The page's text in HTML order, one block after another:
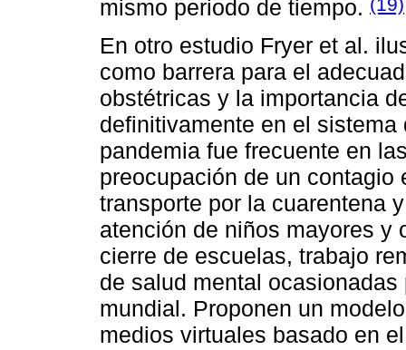
mismo periodo de tiempo.
En otro estudio Fryer et al.
como barrera para el
obstétricas y la importancia
definitivamente en el
pandemia fue frecuente en
preocupación de un
transporte por la cuarentena
atención de niños mayores y
cierre de escuelas, trabajo
de salud mental
mundial. Proponen un
medios virtuales basado en